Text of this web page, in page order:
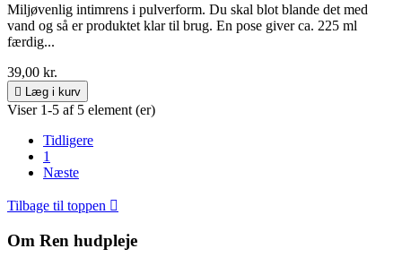
Miljøvenlig intimrens i pulverform. Du skal blot blande det med
vand og så er produktet klar til brug. En pose giver ca. 225 ml
færdig...
39,00 kr.
 Læg i kurv
Viser 1-5 af 5 element (er)
Tidligere
1
Næste
Tilbage til toppen 
Om Ren hudpleje